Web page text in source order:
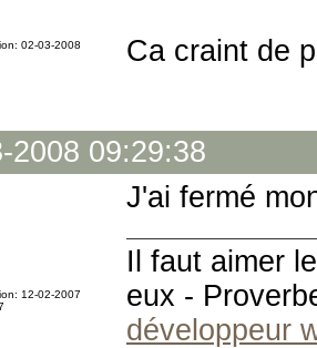
02-03-2008
Ca craint de
2008 09:29:38
12-02-2007
J'ai fermé
Il faut aimer
eux -
développeur